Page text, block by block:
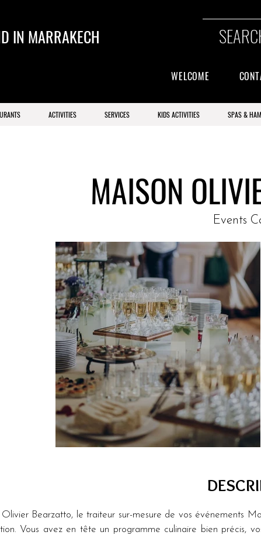
IN MARRAKECH
WELCOME
ACTIVITIES SERVICES KIDS ACTIVITIES SPAS &
MAISON
Events
Bearzatto, le traiteur sur-mesure de vos événements
Vous avez en tête un programme culinaire bien précis,